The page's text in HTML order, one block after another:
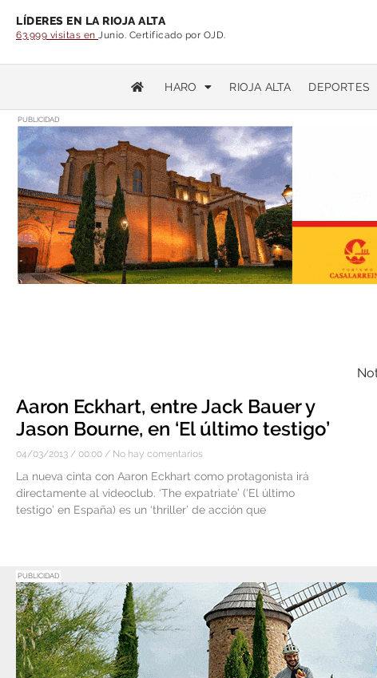
LÍDERES EN LA RIOJA ALTA
63.999 visitas en Junio. Certificado por OJD.
HARO RIOJA ALTA DEPORTES
PUBLICIDAD
Aaron Eckhart, entre Jack Bauer y
Jason Bourne, en ‘El último testigo’
04/03/2013 00:00 No hay comentarios
La nueva cinta con Aaron Eckhart como protagonista irá
directamente al videoclub. ‘The expatriate’ (‘El último
testigo’ en España) es un ‘thriller’ de acción que
PUBLICIDAD